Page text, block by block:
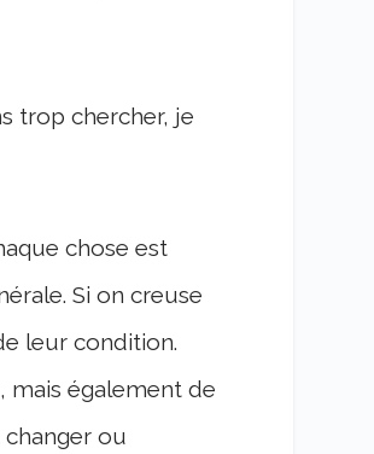
trop chercher, je
chose est
Si on creuse
leur condition.
mais également de
changer ou